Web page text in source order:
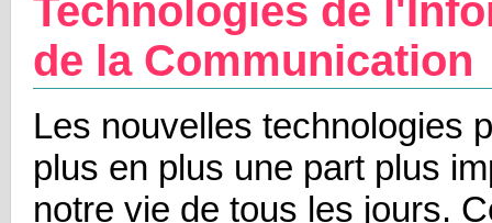
Technologies de
de la Communication
Les nouvelles technologies
plus en plus une part plus
notre vie de tous les jours.